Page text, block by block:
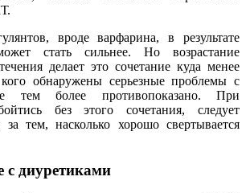
вроде варфарина, в результате
стать сильнее. Но возрастание
делает это сочетание куда менее
обнаружены серьезные проблемы с
тем более противопоказано. При
без этого сочетания, следует
за тем, насколько хорошо свертывается
с диуретиками